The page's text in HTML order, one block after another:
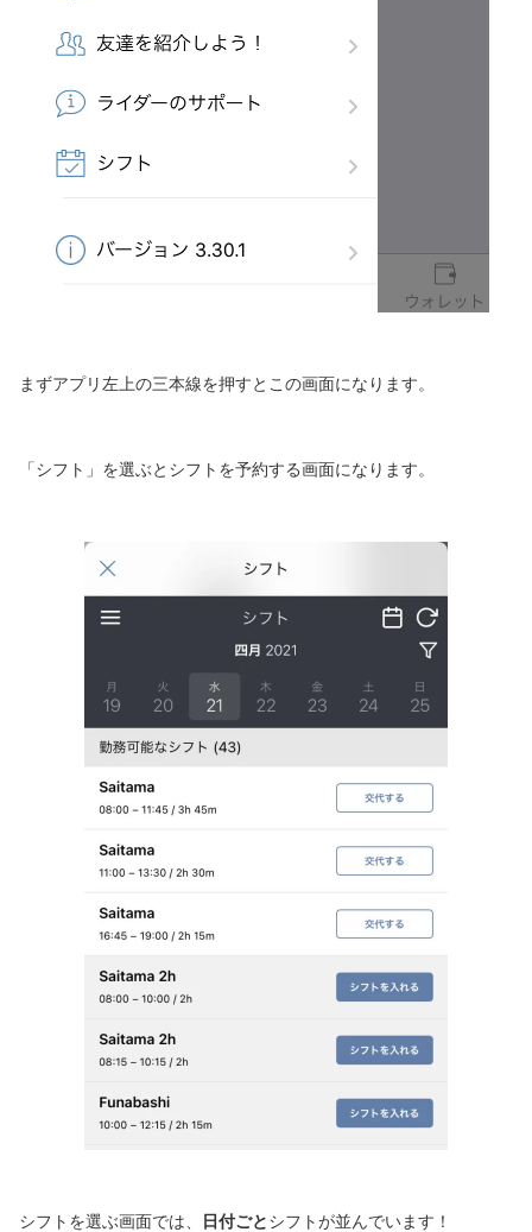
まずアプリ左上の三本線を押すとこの画面になります。
「シフト」を選ぶとシフトを予約する画面になります。
シフトを選ぶ画面では、 日付ごとシフトが並んでいます！